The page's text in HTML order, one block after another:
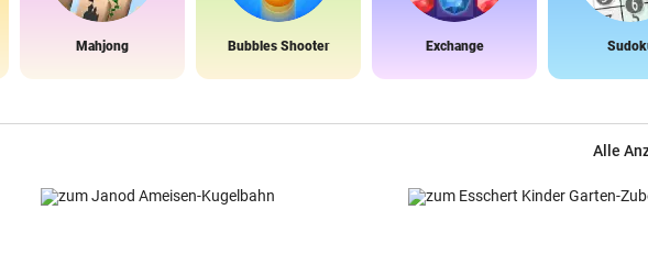
Mahjong Bubbles Shooter Exchange
Alle